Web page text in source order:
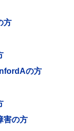
方
の方
害の方